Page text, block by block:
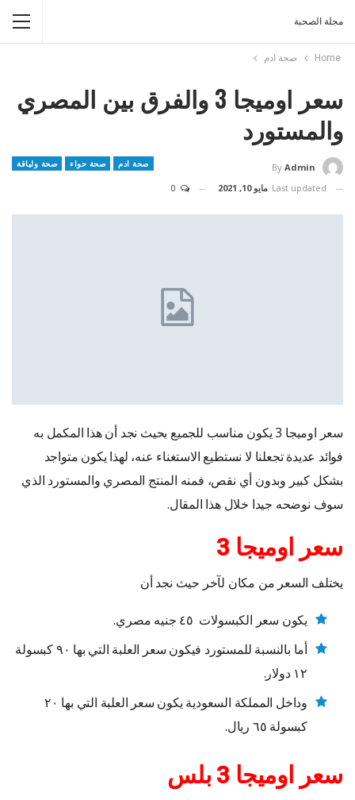
مجلة الصحبة
Home صحة ادم
سعر اوميجا 3 والفرق بين المصري
والمستورد
صحة ادم صحة حواء صحة ولياقة By Admin
Last updated مايو 10, 2021
سعر اوميجا 3
يكون مناسب للجميع بحيث نجد أن هذا المكمل به
فوائد عديدة تجعلنا لا نستطيع الاستغناء عنه، لهذا يكون متواجد
بشكل كبير وبدون أي نقص، فمنه المنتج المصري والمستورد الذي
سوف نوضحه جيدا خلال هذا المقال.
سعر اوميجا 3
يختلف السعر من مكان لآخر حيث نجد أن
يكون سعر الكبسولات ٤٥ جنيه مصري.
أما بالنسبة للمستورد فيكون سعر العلبة التي بها ٩٠ كبسولة
١٢ دولار.
وداخل المملكة السعودية يكون سعر العلبة التي بها ٢٠
كبسولة ٦٥ ريال.
سعر اوميجا 3 بلس